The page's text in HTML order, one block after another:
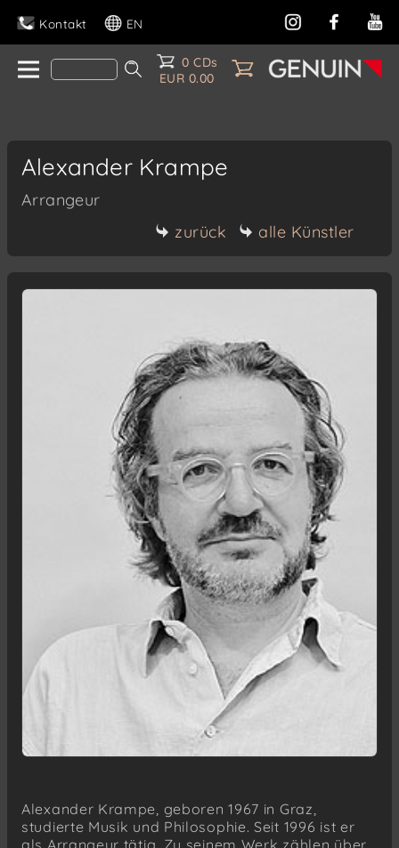
Kontakt EN
0 CDs
EUR 0.00
Alexander Krampe
Arrangeur
zurück
alle Künstler
Alexander Krampe, geboren 1967 in Graz,
studierte Musik und Philosophie. Seit 1996 ist er
als Arrangeur tätig. Zu seinem Werk zählen über